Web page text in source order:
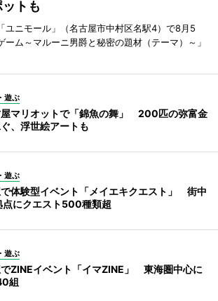
トも
ユニモール」（名古屋市中村区名駅4）で8月5
ーム～マルーニ男爵と秘密の題材（テーマ）～」
遊ぶ
マリオットで「錦魚の舞」 200匹の弥富金
、浮世絵アートも
遊ぶ
体験型イベント「メイエキクエスト」 街中
点にクエスト500種類超
遊ぶ
ZINEイベント「イマZINE」 東海圏中心に
組